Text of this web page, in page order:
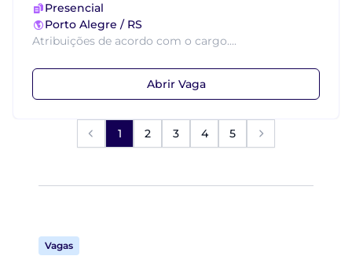
Presencial
Porto Alegre / RS
Atribuições de acordo com o cargo....
Abrir Vaga
1 2 3 4 5
Vagas